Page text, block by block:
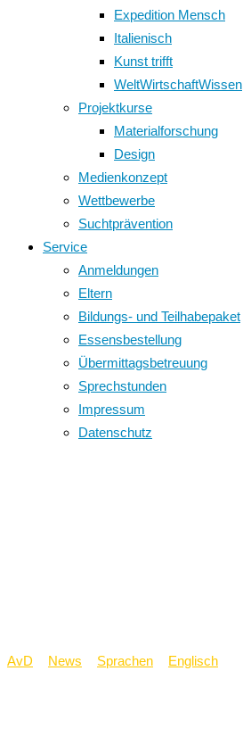
Expedition Mensch
Italienisch
Kunst trifft
WeltWirtschaftWissen
Projektkurse
Materialforschung
Design
Medienkonzept
Wettbewerbe
Suchtprävention
Service
Anmeldungen
Eltern
Bildungs- und Teilhabepaket
Essensbestellung
Übermittagsbetreuung
Sprechstunden
Impressum
Datenschutz
AvD News Sprachen Englisch